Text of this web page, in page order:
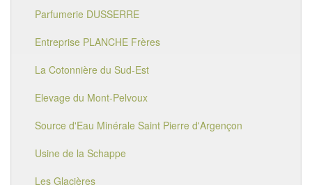
Parfumerie DUSSERRE
Entreprise PLANCHE Frères
La Cotonnière du Sud-Est
Elevage du Mont-Pelvoux
Source d'Eau Minérale Saint Pierre d'Argençon
Usine de la Schappe
Les Glacières